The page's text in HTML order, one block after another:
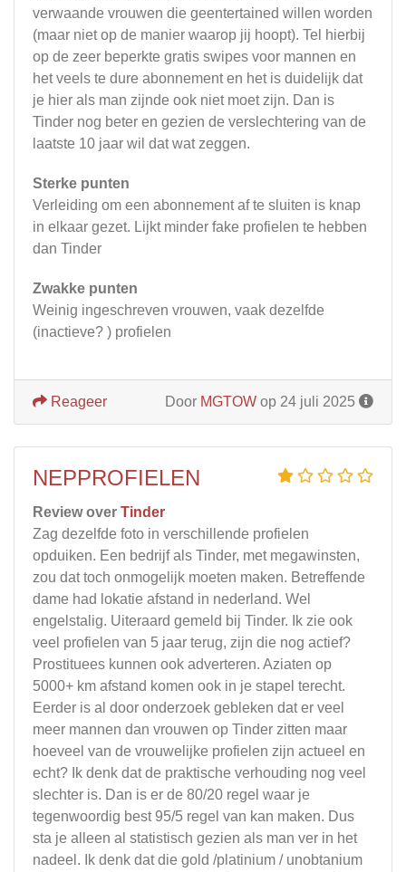
verwaande vrouwen die geentertained willen worden
(maar niet op de manier waarop jij hoopt). Tel hierbij
op de zeer beperkte gratis swipes voor mannen en
het veels te dure abonnement en het is duidelijk dat
je hier als man zijnde ook niet moet zijn. Dan is
Tinder nog beter en gezien de verslechtering van de
laatste 10 jaar wil dat wat zeggen.
Sterke punten
Verleiding om een abonnement af te sluiten is knap
in elkaar gezet. Lijkt minder fake profielen te hebben
dan Tinder
Zwakke punten
Weinig ingeschreven vrouwen, vaak dezelfde
(inactieve? ) profielen
Door MGTOW op 24 juli 2025
Reageer
NEPPROFIELEN
Review over Tinder
Zag dezelfde foto in verschillende profielen
opduiken. Een bedrijf als Tinder, met megawinsten,
zou dat toch onmogelijk moeten maken. Betreffende
dame had lokatie afstand in nederland. Wel
engelstalig. Uiteraard gemeld bij Tinder. Ik zie ook
veel profielen van 5 jaar terug, zijn die nog actief?
Prostituees kunnen ook adverteren. Aziaten op
5000+ km afstand komen ook in je stapel terecht.
Eerder is al door onderzoek gebleken dat er veel
meer mannen dan vrouwen op Tinder zitten maar
hoeveel van de vrouwelijke profielen zijn actueel en
echt? Ik denk dat de praktische verhouding nog veel
slechter is. Dan is er de 80/20 regel waar je
tegenwoordig best 95/5 regel van kan maken. Dus
sta je alleen al statistisch gezien als man ver in het
nadeel. Ik denk dat die gold /platinium / unobtanium